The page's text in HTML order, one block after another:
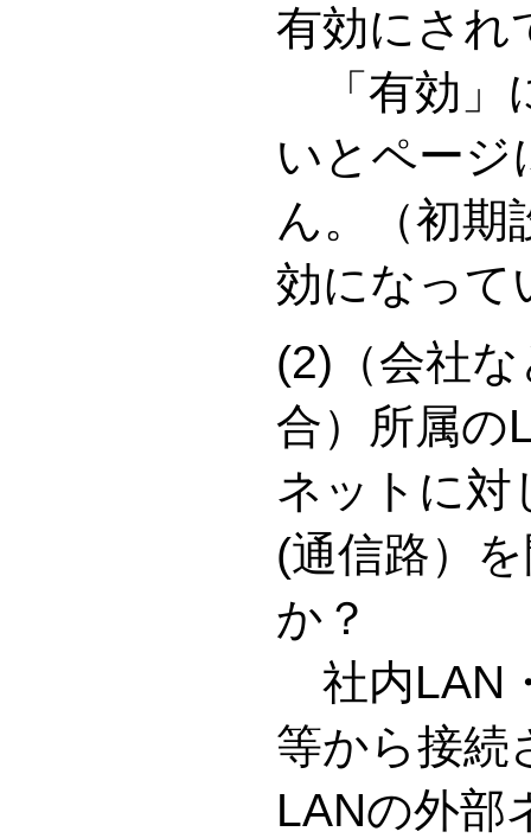
有効にされ
「有効」
いとページ
ん。（初期
効になって
(2)（会社
合）所属の
ネットに対
(通信路）
か？
社内LAN
等から接続
LANの外部